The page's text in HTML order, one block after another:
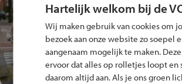
Test je kennis
Fiets Veilig
Verkeersspel!
Speel het Fiets Veilig
en win een Cortina-
Hartelijk welkom bij de
Wij maken gebruik van cookies om
bezoek aan onze website zo soepel
aangenaam mogelijk te maken.
ervoor dat alles op rolletjes loopt en
daarom altijd aan. Als je ons groen